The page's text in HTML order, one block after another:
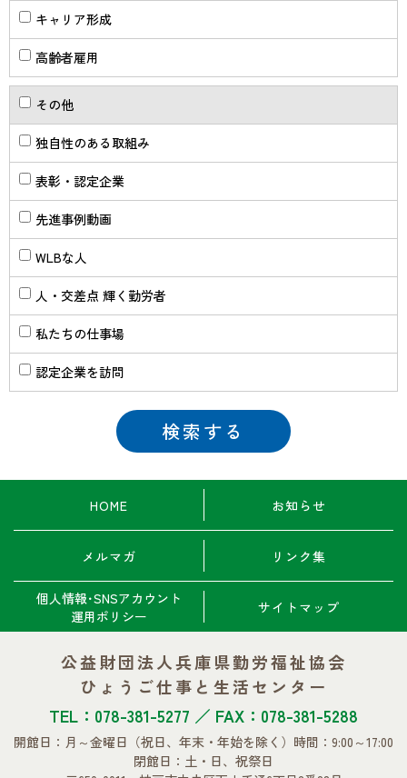
キャリア形成
高齢者雇用
その他
独自性のある取組み
表彰・認定企業
先進事例動画
WLBな人
人・交差点 輝く勤労者
私たちの仕事場
認定企業を訪問
HOME お知らせ
メルマガ リンク集
個人情報･SNSアカウント
運用ポリシー
サイトマップ
公益財団法人兵庫県勤労福祉協会
ひょうご仕事と生活センター
TEL：078-381-5277 ／ FAX：078-381-5288
開館日：月～金曜日 （祝日、年末・年始を除く） 時間：9:00～17:00
閉館日：土・日、祝祭日